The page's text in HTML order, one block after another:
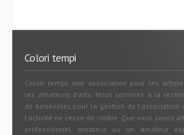
Colori tempi
Colori tempi, une association pour les
les amateurs d'arts. Nous sommes à la
de bénévoles pour la gestion de l'association
l'activité ne cesse de croître. Que vous soyez
professionnel, amateur ou un amateur